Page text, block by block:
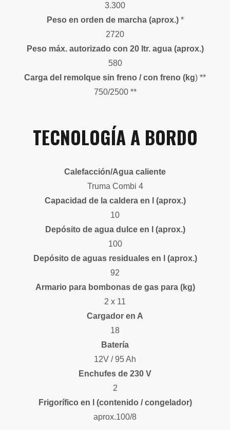
3.300
Peso en orden de marcha (aprox.)*
2720
Peso máx. autorizado con 20 ltr. agua (aprox.)
580
Carga del remolque sin freno / con freno (kg) **
750/2500 **
TECNOLOGÍA A BORDO
Calefacción/Agua caliente
Truma Combi 4
Capacidad de la caldera en l (aprox.)
10
Depósito de agua dulce en l (aprox.)
100
Depósito de aguas residuales en l (aprox.)
92
Armario para bombonas de gas para (kg)
2 x 11
Cargador en A
18
Batería
12V / 95 Ah
Enchufes de 230 V
2
Frigorífico en l (contenido / congelador)
aprox.100/8